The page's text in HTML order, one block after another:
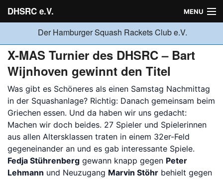
DHSRC e.V. MENU
Verein
Neuigkeiten
Ligabetrieb
Turniere
Der Hamburger Squash Rackets Club e.V.
X-MAS Turnier des DHSRC – Bart
Wijnhoven gewinnt den Titel
Was gibt es Schöneres als einen Samstag Nachmittag
in der Squashanlage? Richtig: Danach gemeinsam beim
Griechen essen. Und da haben wir uns gedacht:
Machen wir doch beides. 27 Spieler und Spielerinnen
aus allen Altersklassen traten in einem 32er-Feld
gegeneinander an und es gab interessante Spiele.
Fedja Stührenberg gewann knapp gegen Peter
Lehmann und Neuzugang Marvin Stöhr behielt gegen